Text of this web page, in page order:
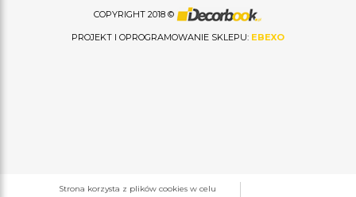
COPYRIGHT 2018 ©
PROJEKT I OPROGRAMOWANIE SKLEPU: EBEXO
Strona korzysta z plików cookies w celu